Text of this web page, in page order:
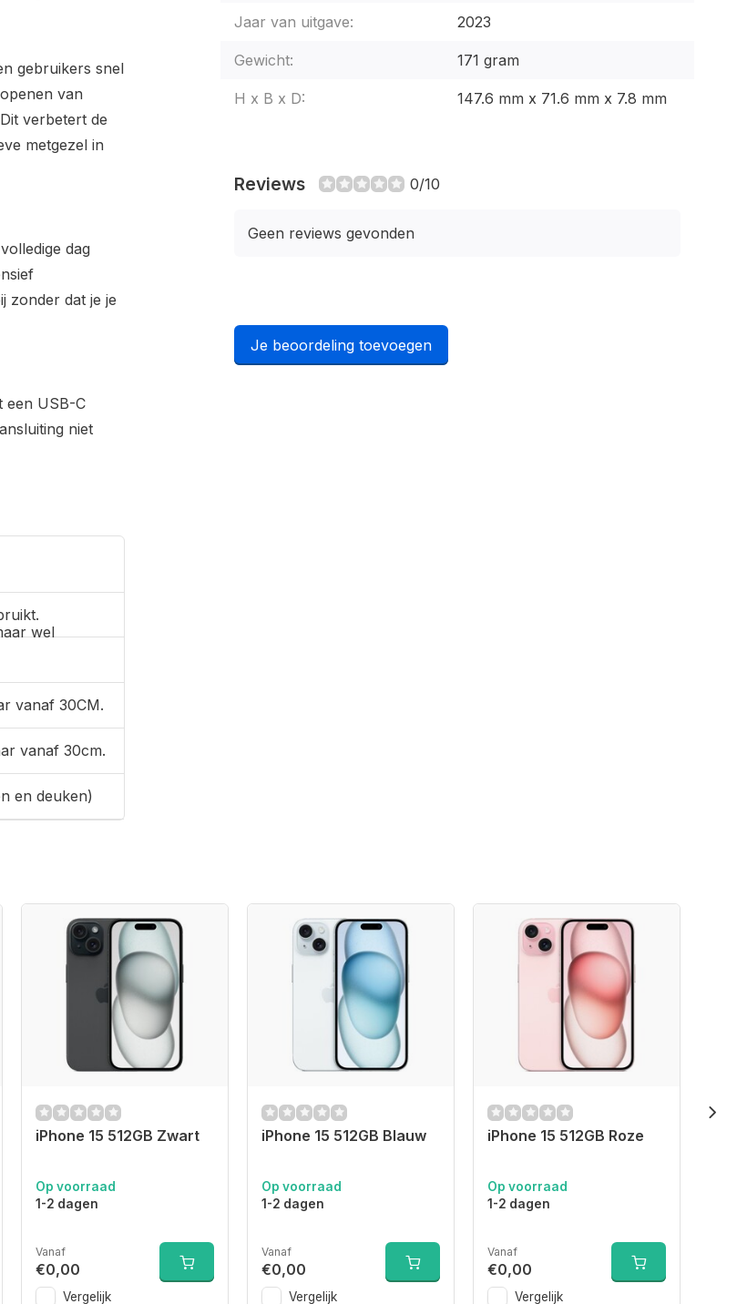
gebruikers snel
van
verbetert de
metgezel in
dag
zonder dat je je
een USB-C
niet
wel
vanaf 30CM.
vanaf 30cm.
en deuken)
Jaar van uitgave: 2023
Gewicht: 171 gram
H x B x D: 147.6 mm x 71.6 mm x 7.8 mm
Reviews 0/10
Geen reviews gevonden
Je beoordeling toevoegen
iPhone 15 512GB Zwart
Op voorraad
1-2 dagen
Vanaf
€0,00
Vergelijk
iPhone 15 512GB Blauw
Op voorraad
1-2 dagen
Vanaf
€0,00
Vergelijk
iPhone 15 512GB Roze
Op voorraad
1-2 dagen
Vanaf
€0,00
Vergelijk